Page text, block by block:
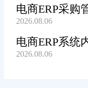
电商ERP采购
高效顺畅?
2026.08.06
电商ERP系统
知道哪些?
2026.08.06